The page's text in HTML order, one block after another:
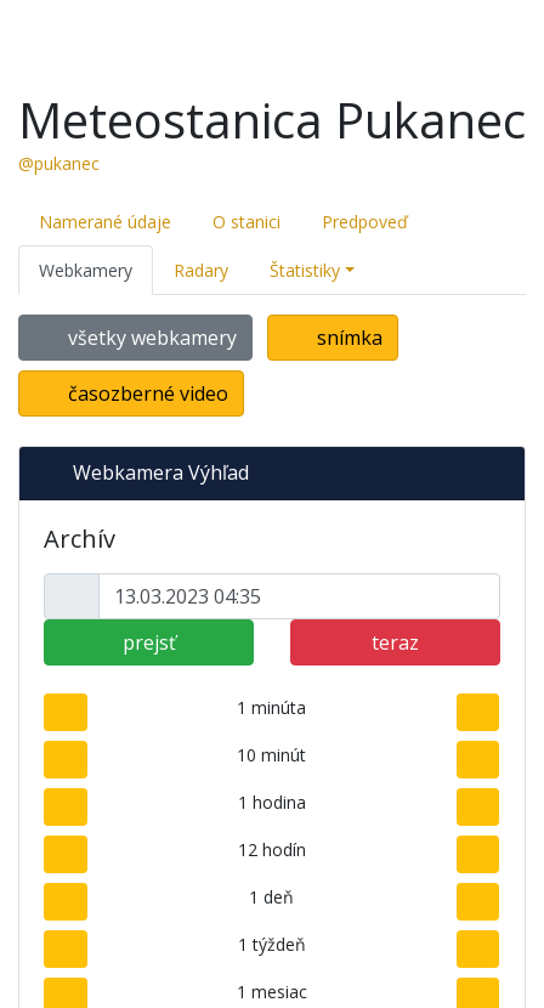
Meteostanica Pukanec
@pukanec
Namerané údaje O stanici Predpoveď
Webkamery Radary Štatistiky
všetky webkamery snímka
časozberné video
Webkamera Výhľad
Archív
prejsť teraz
1 minúta
10 minút
1 hodina
12 hodín
1 deň
1 týždeň
1 mesiac